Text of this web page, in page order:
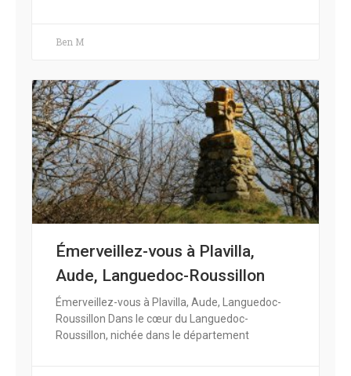
Ben M
Émerveillez-vous à Plavilla,
Aude, Languedoc-Roussillon
Émerveillez-vous à Plavilla, Aude, Languedoc-
Roussillon Dans le cœur du Languedoc-
Roussillon, nichée dans le département